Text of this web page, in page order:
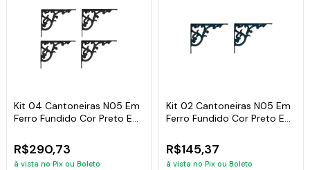
Kit 04 Cantoneiras N05 Em
Ferro Fundido Cor Preto Em
R$290,73
à vista no Pix ou Boleto
Kit 02 Cantoneiras N05 Em
Ferro Fundido Cor Preto Em
R$145,37
à vista no Pix ou Boleto